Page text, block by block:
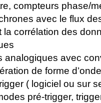
compteurs phase/
avec le flux
corrélation des
analogiques avec
de forme
( logiciel ou sur
pré-trigger,